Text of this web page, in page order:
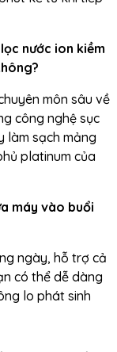
nước ion kiềm
môn sâu về
công nghệ sục
làm sạch mảng
platinum của
máy vào buổi
ngày, hỗ trợ cả
có thể dễ dàng
lo phát sinh